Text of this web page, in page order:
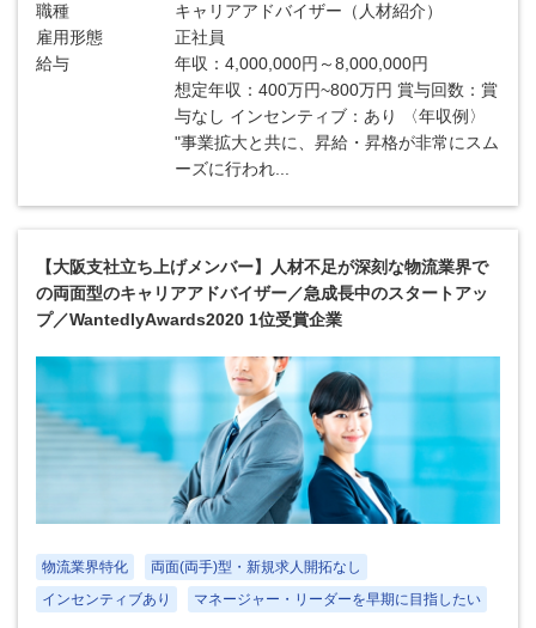
職種
キャリアアドバイザー（人材紹介）
雇用形態
正社員
給与
年収：4,000,000円～8,000,000円
想定年収：400万円~800万円 賞与回数：賞
与なし インセンティブ：あり 〈年収例〉
"事業拡大と共に、昇給・昇格が非常にスム
ーズに行われ...
【大阪支社立ち上げメンバー】人材不足が深刻な物流業界で
の両面型のキャリアアドバイザー／急成長中のスタートアッ
プ／WantedlyAwards2020 1位受賞企業
物流業界特化
両面(両手)型・新規求人開拓なし
インセンティブあり
マネージャー・リーダーを早期に目指したい